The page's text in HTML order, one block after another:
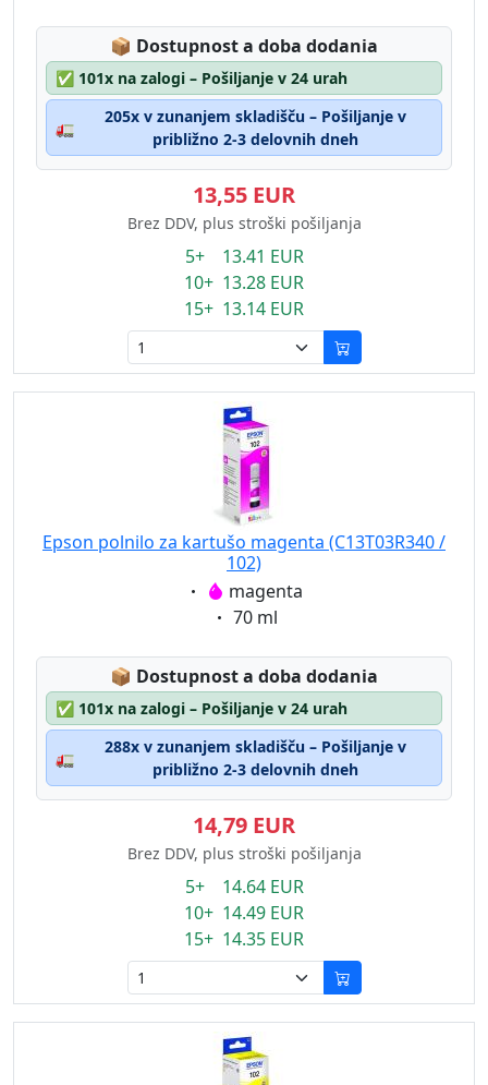
📦 Lagerstatus:
Dostupnost a doba dodania
✅ 101x na zalogi – Pošiljanje v 24 urah
🚛
205x v zunanjem skladišču – Pošiljanje v
približno 2-3 delovnih dneh
13,55 EUR
Brez DDV, plus stroški pošiljanja
5+ 13.41 EUR
10+ 13.28 EUR
15+ 13.14 EUR
Epson polnilo za kartušo magenta (C13T03R340 /
102)
Eigenschaft:
magenta
Eigenschaft:
70 ml
📦 Lagerstatus:
Dostupnost a doba dodania
✅ 101x na zalogi – Pošiljanje v 24 urah
🚛
288x v zunanjem skladišču – Pošiljanje v
približno 2-3 delovnih dneh
14,79 EUR
Brez DDV, plus stroški pošiljanja
5+ 14.64 EUR
10+ 14.49 EUR
15+ 14.35 EUR